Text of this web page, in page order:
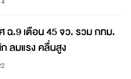
ฉ.9 เตือน 45 จว. รวม กทม.
ลมแรง คลื่นสูง